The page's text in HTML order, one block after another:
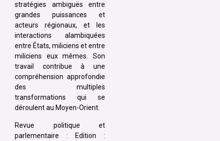
stratégies ambiguës entre
grandes puissances et
acteurs régionaux, et les
interactions alambiquées
entre États, miliciens et entre
miliciens eux mêmes. Son
travail contribue à une
compréhension approfondie
des multiples
transformations qui se
déroulent au Moyen-Orient.
Revue politique et
parlementaire : Edition :